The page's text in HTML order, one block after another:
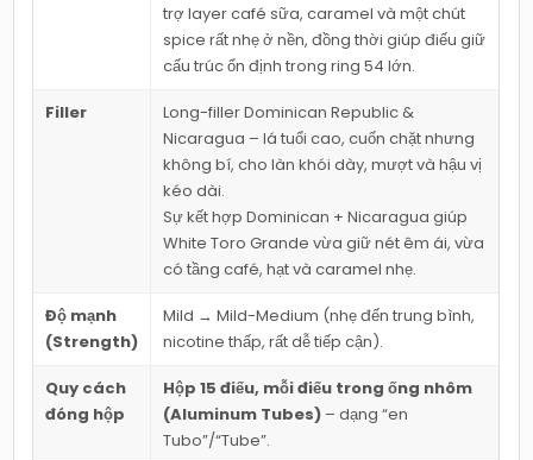
trợ layer café sữa, caramel và một chút
spice rất nhẹ ở nền, đồng thời giúp điếu giữ
cấu trúc ổn định trong ring 54 lớn.
Filler
Long-filler Dominican Republic &
Nicaragua – lá tuổi cao, cuốn chặt nhưng
không bí, cho làn khói dày, mượt và hậu vị
kéo dài.
Sự kết hợp Dominican + Nicaragua giúp
White Toro Grande vừa giữ nét êm ái, vừa
có tầng café, hạt và caramel nhẹ.
Độ mạnh
(Strength)
Mild → Mild-Medium (nhẹ đến trung bình,
nicotine thấp, rất dễ tiếp cận).
Quy cách
đóng hộp
Hộp 15 điếu, mỗi điếu trong ống nhôm
(Aluminum Tubes) – dạng “en
Tubo”/“Tube”.